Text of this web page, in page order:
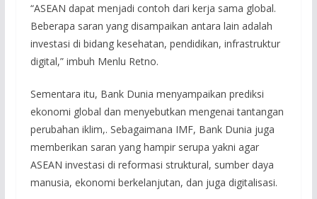
“ASEAN dapat menjadi contoh dari kerja sama global.
Beberapa saran yang disampaikan antara lain adalah
investasi di bidang kesehatan, pendidikan, infrastruktur
digital,” imbuh Menlu Retno.
Sementara itu, Bank Dunia menyampaikan prediksi
ekonomi global dan menyebutkan mengenai tantangan
perubahan iklim,. Sebagaimana IMF, Bank Dunia juga
memberikan saran yang hampir serupa yakni agar
ASEAN investasi di reformasi struktural, sumber daya
manusia, ekonomi berkelanjutan, dan juga digitalisasi.